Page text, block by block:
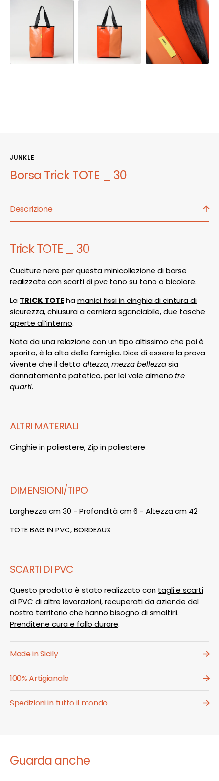
JUNKLE
Borsa Trick TOTE _ 30
Descrizione
Trick TOTE _ 30
Cuciture nere per questa minicollezione di borse
realizzata conscarti di pvc tono su tono o bicolore.
La TRICK TOTEhamanici fissi in cinghia di cintura di
sicurezza,chiusura a cerniera sganciabile,due tasche
aperte all’interno.
Nata da una relazione con un tipo altissimo che poi è
sparito, è laalta della famiglia. Dice di essere la prova
vivente che il detto altezza,mezza bellezzasia
dannatamente patetico, per lei vale almeno tre
quarti.
ALTRI MATERIALI
Cinghie in poliestere, Zip in poliestere
DIMENSIONI/TIPO
Larghezza cm 30 - Profondità cm 6 - Altezza cm 42
TOTE BAG IN PVC, BORDEAUX
SCARTI DI PVC
Questo prodotto è stato realizzato con tagli e scarti
di PVC di altre lavorazioni, recuperati da aziende del
nostro territorio che hanno bisogno di smaltirli.
Prenditene cura e fallo durare.
Made in Sicily
100% Artigianale
Spedizioni in tutto il mondo
Guarda anche